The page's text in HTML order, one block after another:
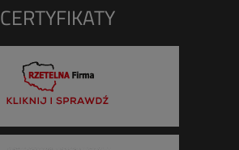
CERTYFIKATY